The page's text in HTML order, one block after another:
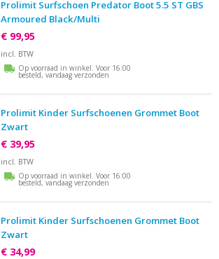
Prolimit Surfschoen Predator Boot 5.5 ST GBS
Armoured Black/Multi
€ 99,95
incl. BTW
Op voorraad in winkel. Voor 16:00
besteld, vandaag verzonden
Prolimit Kinder Surfschoenen Grommet Boot
Zwart
€ 39,95
incl. BTW
Op voorraad in winkel. Voor 16:00
besteld, vandaag verzonden
Prolimit Kinder Surfschoenen Grommet Boot
Zwart
€ 34,99